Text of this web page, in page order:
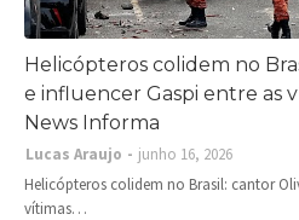
Helicópteros colidem no
e influencer Gaspi entre as
News Informa
Lucas Araujo
junho 16, 2026
Helicópteros colidem no Brasil: cantor
vítimas…